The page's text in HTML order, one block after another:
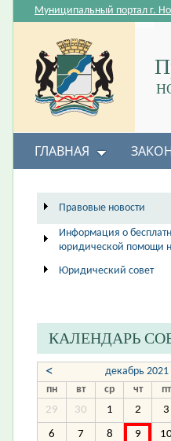
Муниципальный портал г.
ГЛАВНАЯ
Правовые новости
Информация о
юридической помощи
Юридический совет
КАЛЕНДАРЬ
< декабрь 2021
пн вт ср чт пт
29
30 1 2 3
6 7 8 9